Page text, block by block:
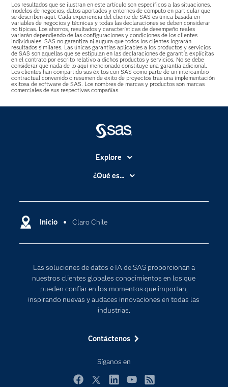
Los resultados que se ilustran en este artículo son específicos a las situaciones,
modelos de negocios, datos aportados y entornos de cómputo en particular que
se describen aquí. Cada experiencia del cliente de SAS es única basada en
variables de negocios y técnicas y todas las declaraciones se deben considerar
no típicas. Los ahorros, resultados y características de desempeño reales
variarán dependiendo de las configuraciones y condiciones de los clientes
individuales. SAS no garantiza ni augura que todos los clientes lograrán
resultados similares. Las únicas garantías aplicables a los productos y servicios
de SAS son aquellas que se estipulan en las declaraciones de garantía explícitas
en el contrato por escrito relativo a dichos productos y servicios. No se debe
considerar que nada de lo aquí mencionado constituye una garantía adicional.
Los clientes han compartido sus éxitos con SAS como parte de un intercambio
contractual convenido o resumen de éxito de proyectos tras una implementación
exitosa de software de SAS. Los nombres de marcas y productos son marcas
comerciales de sus respectivas compañías.
Inicio Claro Chile
Las soluciones de datos e IA de SAS proporcionan a
nuestros clientes globales conocimientos en los que
pueden confiar en los momentos que importan,
inspirando nuevas y audaces innovaciones en todas las
industrias.
Contáctenos
Síganos en
Explore
Compañía
Comunidades
Documentación
Estudiantes
Eventos
Industrias
¿Qué es...
Cloud Computing